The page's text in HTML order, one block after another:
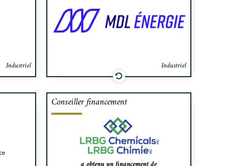
Industriel
pour
Industriel
portefeuille de Searchlight Partners.
la
Conseiller financement
Cafa a agi à titre de conseiller
financier exclusif de LRBG
Chemicals, un manufacturier de
résines adhésives, dans l’obtention
du financement nécessaire au rachat